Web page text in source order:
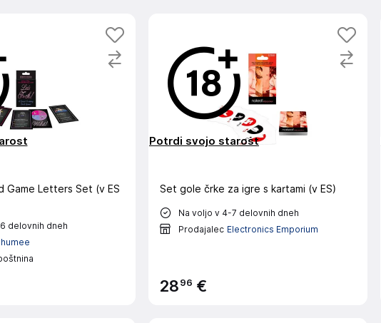
Game Letters Set (v ES
delovnih dneh
Set gole črke za igre s kartami (v ES)
Na voljo v 4-7 delovnih dneh
Prodajalec Electronics Emporium
2896 €
Potrdi svojo starost